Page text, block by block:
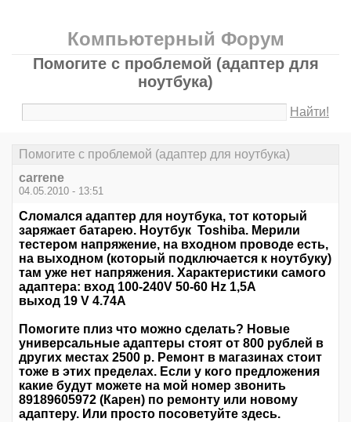
Компьютерный Форум
Помогите с проблемой (адаптер для
ноутбука)
Найти!
Помогите с проблемой (адаптер для ноутбука)
carrene
04.05.2010 - 13:51
Сломался адаптер для ноутбука, тот который
заряжает батарею. Ноутбук Toshiba. Мерили
тестером напряжение, на входном проводе есть,
на выходном (который подключается к ноутбуку)
там уже нет напряжения. Характеристики самого
адаптера: вход 100-240V 50-60 Hz 1,5A
выход 19 V 4.74A
Помогите плиз что можно сделать? Новые
универсальные адаптеры стоят от 800 рублей в
других местах 2500 р. Ремонт в магазинах стоит
тоже в этих пределах. Если у кого предложения
какие будут можете на мой номер звонить
89189605972 (Карен) по ремонту или новому
адаптеру. Или просто посоветуйте здесь.